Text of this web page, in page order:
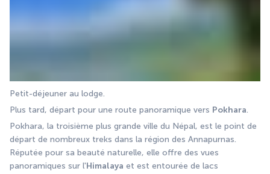
Petit-déjeuner au lodge.
Plus tard, départ pour une route panoramique vers Pokhara.
Pokhara, la troisième plus grande ville du Népal, est le point de
départ de nombreux treks dans la région des Annapurnas.
Réputée pour sa beauté naturelle, elle offre des vues
panoramiques sur l'Himalaya et est entourée de lacs